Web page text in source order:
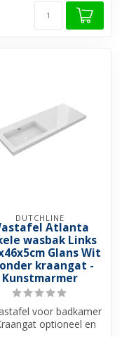
DUTCHLINE
Atlanta
wasbak Links
Glans Wit
kraangat -
Kunstmarmer
voor badkamer
optioneel en